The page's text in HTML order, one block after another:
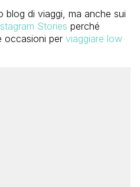
blog di viaggi, ma anche sui
Stories perché
occasioni per viaggiare low